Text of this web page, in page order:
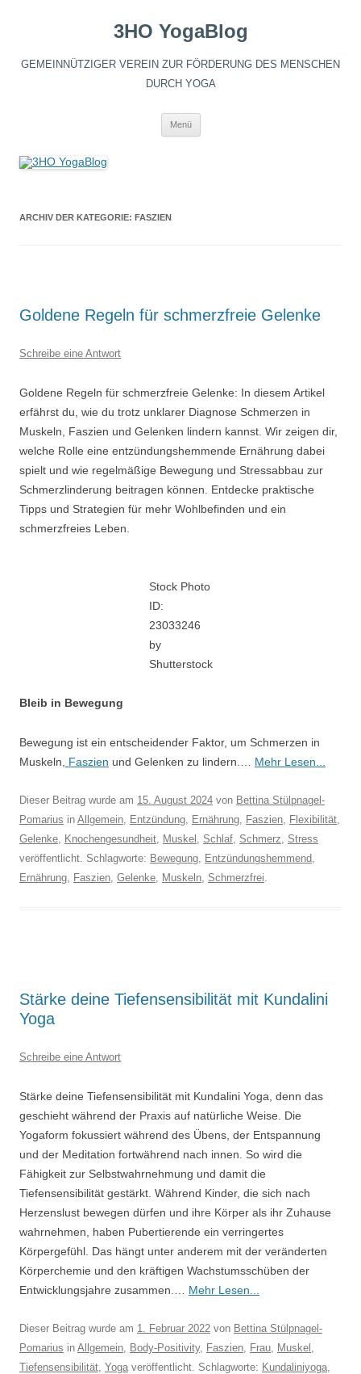
3HO YogaBlog
GEMEINNÜTZIGER VEREIN ZUR FÖRDERUNG DES MENSCHEN
DURCH YOGA
Menü
ARCHIV DER KATEGORIE: FASZIEN
Goldene Regeln für schmerzfreie Gelenke
Schreibe eine Antwort
Goldene Regeln für schmerzfreie Gelenke: In diesem Artikel
erfährst du, wie du trotz unklarer Diagnose Schmerzen in
Muskeln, Faszien und Gelenken lindern kannst. Wir zeigen dir,
welche Rolle eine entzündungshemmende Ernährung dabei
spielt und wie regelmäßige Bewegung und Stressabbau zur
Schmerzlinderung beitragen können. Entdecke praktische
Tipps und Strategien für mehr Wohlbefinden und ein
schmerzfreies Leben.
Stock Photo
ID:
23033246
by
Shutterstock
Bleib in Bewegung
Bewegung ist ein entscheidender Faktor, um Schmerzen in
Muskeln,
Faszien und Gelenken zu lindern.… Mehr Lesen...
Dieser Beitrag wurde am 15. August 2024 von Bettina Stülpnagel-
Pomarius in Allgemein, Entzündung, Ernährung, Faszien, Flexibilität,
Gelenke, Knochengesundheit, Muskel , Schlaf, Schmerz, Stress
veröffentlicht. Schlagworte: Bewegung, Entzündungshemmend,
Ernährung, Faszien, Gelenke, Muskeln, Schmerzfrei.
Stärke deine Tiefensensibilität mit Kundalini
Yoga
Schreibe eine Antwort
Stärke deine Tiefensensibilität mit Kundalini Yoga, denn das
geschieht während der Praxis auf natürliche Weise. Die
Yogaform fokussiert während des Übens, der Entspannung
und der Meditation fortwährend nach innen. So wird die
Fähigkeit zur Selbstwahrnehmung und damit die
Tiefensensibilität gestärkt. Während Kinder, die sich nach
Herzenslust bewegen dürfen und ihre Körper als ihr Zuhause
wahrnehmen, haben Pubertierende ein verringertes
Körpergefühl. Das hängt unter anderem mit der veränderten
Körperchemie und den kräftigen Wachstumsschüben der
Entwicklungsjahre zusammen.… Mehr Lesen...
Dieser Beitrag wurde am 1. Februar 2022 von Bettina Stülpnagel-
Pomarius in Allgemein, Body-Positivity, Faszien, Frau, Muskel ,
Tiefensensibilität, Yoga veröffentlicht. Schlagworte: Kundaliniyoga,